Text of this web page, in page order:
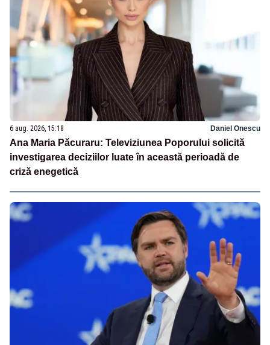
6 aug. 2026, 15:18 Daniel Onescu
Ana Maria Păcuraru: Televiziunea Poporului solicită
investigarea deciziilor luate în această perioadă de
criză enegetică